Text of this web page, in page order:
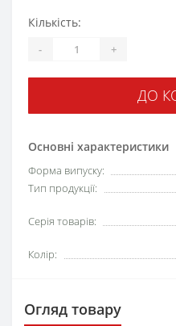
Основні характеристики
Форма випуску:
Тип продукції:
Серія товарів:
Колір:
Кількість:
- +
ДО
Огляд товару